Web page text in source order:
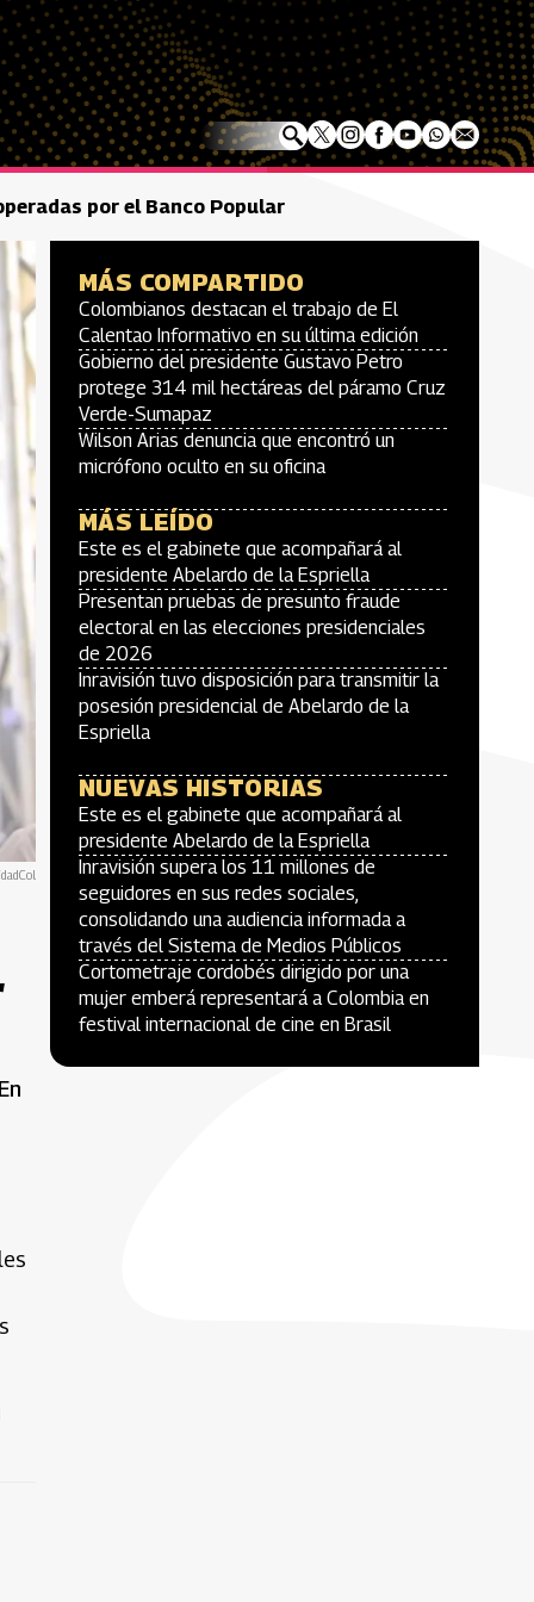
por el Banco Popular
MÁS COMPARTIDO
Colombianos destacan el trabajo de El
Calentao Informativo en su última edición
Gobierno del presidente Gustavo Petro
protege 314 mil hectáreas del páramo Cruz
Verde-Sumapaz
Wilson Arias denuncia que encontró un
micrófono oculto en su oficina
MÁS LEÍDO
Este es el gabinete que acompañará al
presidente Abelardo de la Espriella
Presentan pruebas de presunto fraude
electoral en las elecciones presidenciales
de 2026
Inravisión tuvo disposición para transmitir la
posesión presidencial de Abelardo de la
Espriella
NUEVAS HISTORIAS
Este es el gabinete que acompañará al
presidente Abelardo de la Espriella
Inravisión supera los 11 millones de
seguidores en sus redes sociales,
consolidando una audiencia informada a
través del Sistema de Medios Públicos
Cortometraje cordobés dirigido por una
mujer emberá representará a Colombia en
festival internacional de cine en Brasil